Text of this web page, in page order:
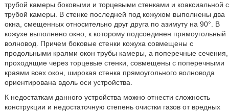
трубой камеры боковыми и торцевыми стенками и коаксиальной с
трубой камеры. В стенке последней под кожухом выполнены два
окна, смещенных относительно друг друга по азимуту на 90°. В
кожухе выполнено окно, к которому подсоединен прямоугольный
волновод. Причем боковые стенки кожуха совмещены с
продольными краями окон трубы камеры, а поперечные сечения,
проходящие через торцевые стенки, совмещены с поперечными
краями всех окон, широкая стенка прямоугольного волновода
ориентирована вдоль оси устройства.
К недостаткам данного устройства можно отнести сложность
конструкции и недостаточную степень очистки газов от вредных